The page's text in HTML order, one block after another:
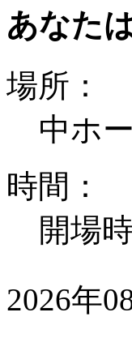
あなた
場所：
中ホ
時間：
開場
2026年